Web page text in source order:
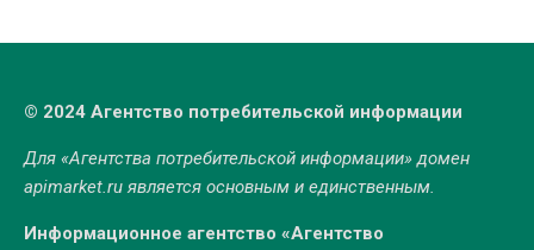
© 2024 Агентство потребительской информации
Для «Агентства потребительской информации» домен
apimarket.ruявляется основным и единственным.
Информационное агентство «Агентство